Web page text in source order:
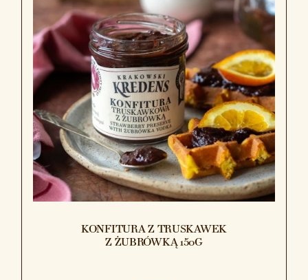
KONFITURA Z TRUSKAWEK
Z ŻUBRÓWKĄ 150G